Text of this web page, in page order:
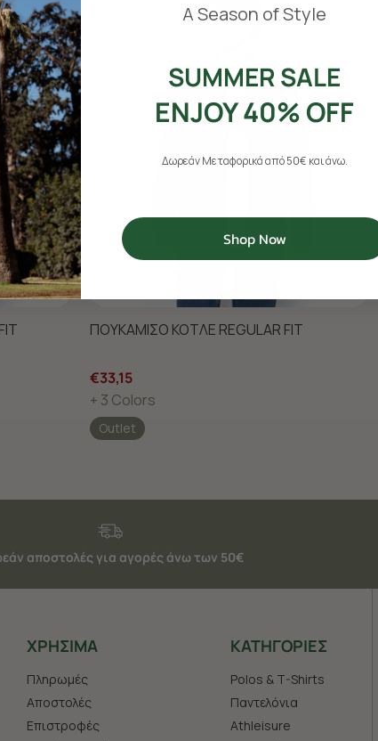
ΠΟΥΚΑΜΙΣΟ ΚΟΤΛΕ REGULAR FIT
€33,15
+ 3 Colors
Outlet
αποστολές για αγορές άνω των 50€
ΧΡHΣΙΜΑ
Πληρωμές
Αποστολές
Επιστροφές
ΚΑΤΗΓΟΡΙΕΣ
Polos & T-Shirts
Παντελόνια
Athleisure
A Season of Style
SUMMER SALE
ENJOY 40% OFF
Δωρεάν Μεταφορικά από 50€ και άνω.
Shop Now